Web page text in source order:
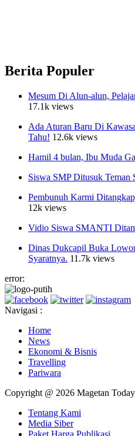
Berita Populer
Mesum Di Alun-alun,
17.1k views
Ada Aturan Baru Di
Tahu! 12.6k views
Hamil 4 bulan, Ibu Muda
Siswa SMP Ditusuk Teman
Pembunuh Karmi
12k views
Vidio Siswa SMANTI
Dinas Dukcapil Buka
Syaratnya. 11.7k views
error:
Navigasi :
Home
News
Ekonomi & Bisnis
Travelling
Pariwara
Copyright @ 2026 Magetan
Tentang Kami
Media Siber
Paket Harga Publikasi